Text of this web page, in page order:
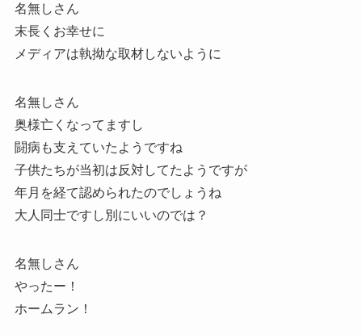
名無しさん
末長くお幸せに
メディアは執拗な取材しないように
名無しさん
奥様亡くなってますし
闘病も支えていたようですね
子供たちが当初は反対してたようですが
年月を経て認められたのでしょうね
大人同士ですし別にいいのでは？
名無しさん
やったー！
ホームラン！